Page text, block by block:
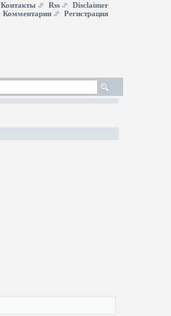
Контакты Rss
Disclaimer
Комментарии Регистрация